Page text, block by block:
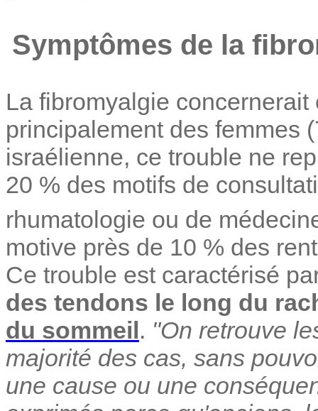
Symptômes de la
La fibromyalgie
principalement des femmes
israélienne, ce trouble ne
20 % des motifs de
rhumatologie ou de
motive près de 10 % des
Ce trouble est caractérisé
des tendons le long du
du sommeil . "On retrouve
majorité des cas, sans
une cause ou une